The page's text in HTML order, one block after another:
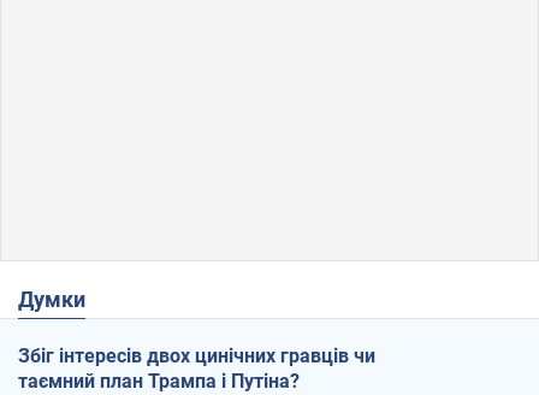
Думки
Збіг інтересів двох цинічних гравців чи
таємний план Трампа і Путіна?